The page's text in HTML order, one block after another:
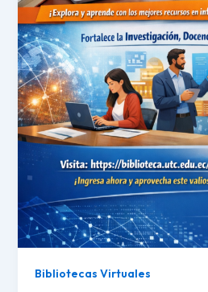
Bibliotecas Virtuales